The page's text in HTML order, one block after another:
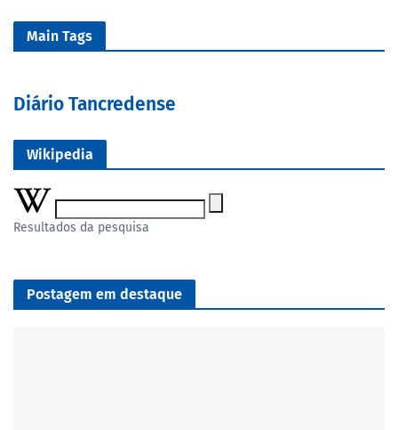
Main Tags
Diário Tancredense
Wikipedia
Resultados da pesquisa
Postagem em destaque